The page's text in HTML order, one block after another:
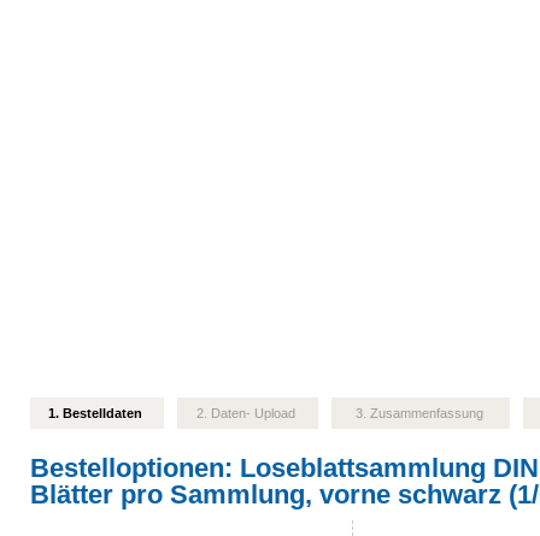
1. Bestelldaten 2. Daten- Upload 3. Zusammenfassung
Bestelloptionen: Loseblattsammlung
Blätter pro Sammlung, vorne schwarz